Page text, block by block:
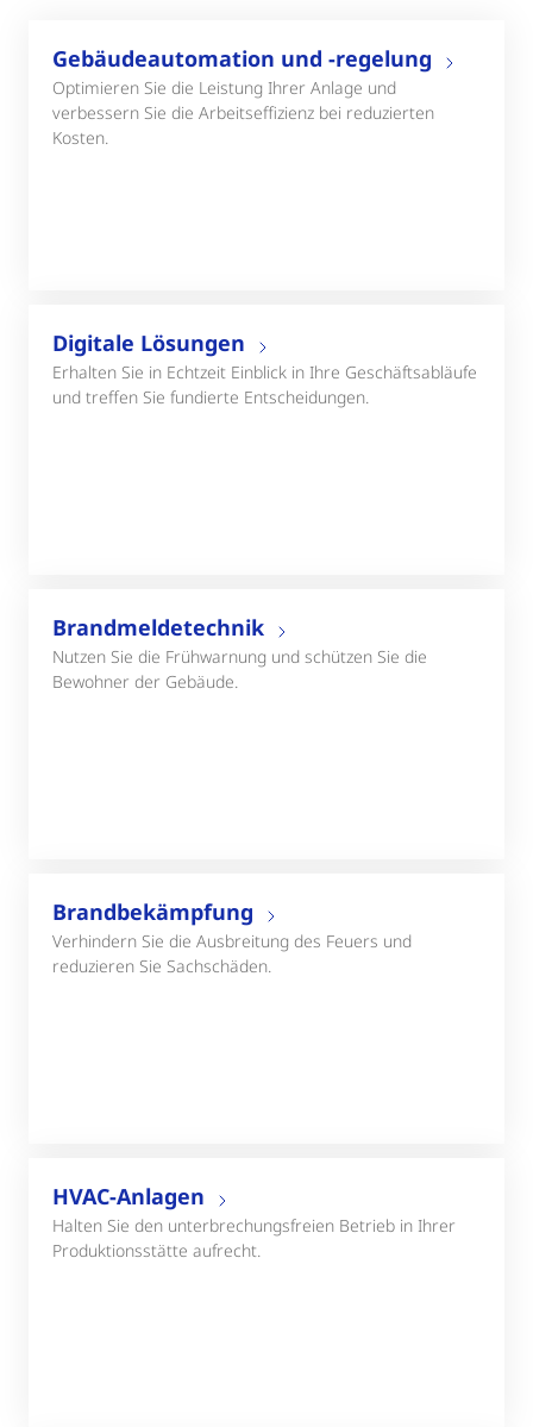
Gebäudeautomation und -regelung
Optimieren Sie die Leistung Ihrer Anlage und
verbessern Sie die Arbeitseffizienz bei reduzierten
Kosten.
Digitale Lösungen
Erhalten Sie in Echtzeit Einblick in Ihre Geschäftsabläufe
und treffen Sie fundierte Entscheidungen.
Brandmeldetechnik
Nutzen Sie die Frühwarnung und schützen Sie die
Bewohner der Gebäude.
Brandbekämpfung
Verhindern Sie die Ausbreitung des Feuers und
reduzieren Sie Sachschäden.
HVAC-Anlagen
Halten Sie den unterbrechungsfreien Betrieb in Ihrer
Produktionsstätte aufrecht.